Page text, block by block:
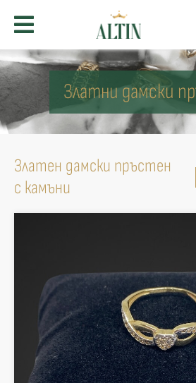
Златни дамски
Златен дамски пръстен
с камъни